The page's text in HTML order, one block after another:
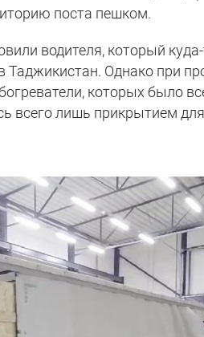
поста пешком.
водителя, который
Таджикистан. Однако при
которых было
всего лишь прикрытием